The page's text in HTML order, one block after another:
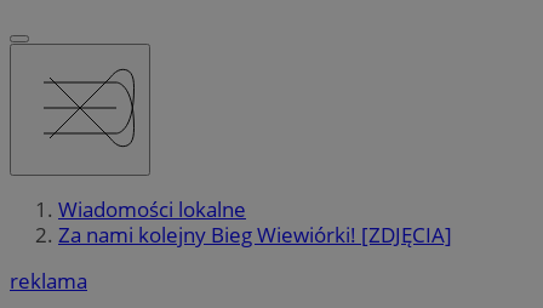
Wiadomości lokalne
Za nami kolejny Bieg Wiewiórki! [ZDJĘCIA]
reklama